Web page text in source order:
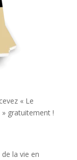
« Le
gratuitement !
la vie en